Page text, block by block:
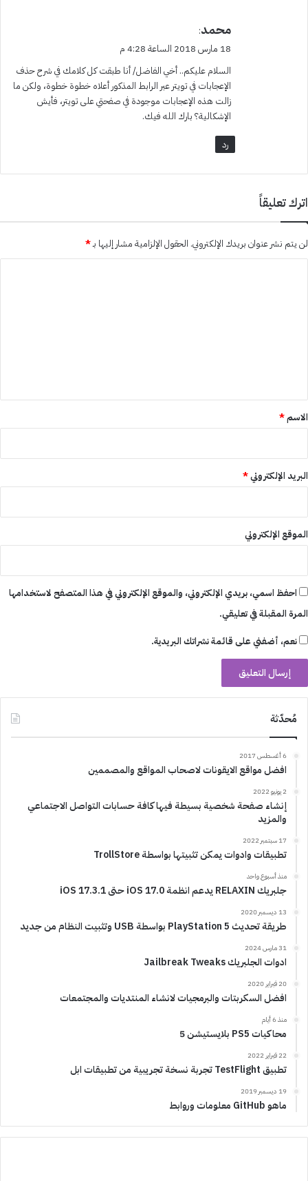
ي
ل
محمد:
18 مارس 2018 الساعة 4:28 م
السلام عليكم.. أخي الفاضل/ أنا طبقت كل كلامك في شرح حذف
الإعجابات في تويتر عبر الرابط المذكور أعلاه خطوة خطوة، ولكن ما
زالت هذه الإعجابات موجودة في صفحتي على تويتر، فأيش
الإشكالية؟ بارك الله فيك.
رد
اترك تعليقاً
لن يتم نشر عنوان بريدك الإلكتروني. الحقول الإلزامية مشار إليها بـ*
*
الاسم*
البريد الإلكتروني*
الموقع الإلكتروني
احفظ اسمي، بريدي الإلكتروني، والموقع الإلكتروني في هذا المتصفح لاستخدامها
المرة المقبلة في تعليقي.
نعم، أضفني على قائمة نشراتك البريدية.
مُحدّثة
6 أغسطس 2017
افضل مواقع الايقونات لاصحاب المواقع والمصممين
2 يونيو 2022
إنشاء صفحة شخصية بسيطة فيها كافة حسابات التواصل الاجتماعي
والمزيد
17 سبتمبر 2022
تطبيقات وادوات يمكن تثبيتها بواسطة TrollStore
منذ أسبوع واحد
جلبريك RELAXIN يدعم انظمة iOS 17.0 حتى iOS 17.3.1
13 ديسمبر 2020
طريقة تحديث PlayStation 5 بواسطة USB وتثبيت النظام من جديد
31 مارس 2024
ادوات الجلبريك Jailbreak Tweaks
20 فبراير 2020
افضل السكربتات والبرمجيات لانشاء المنتديات والمجتمعات
منذ 6 أيام
محاكيات PS5 بلايستيشن 5
22 فبراير 2022
تطبيق TestFlight تجربة نسخة تجريبية من تطبيقات ابل
19 ديسمبر 2019
ماهو GitHub معلومات وروابط